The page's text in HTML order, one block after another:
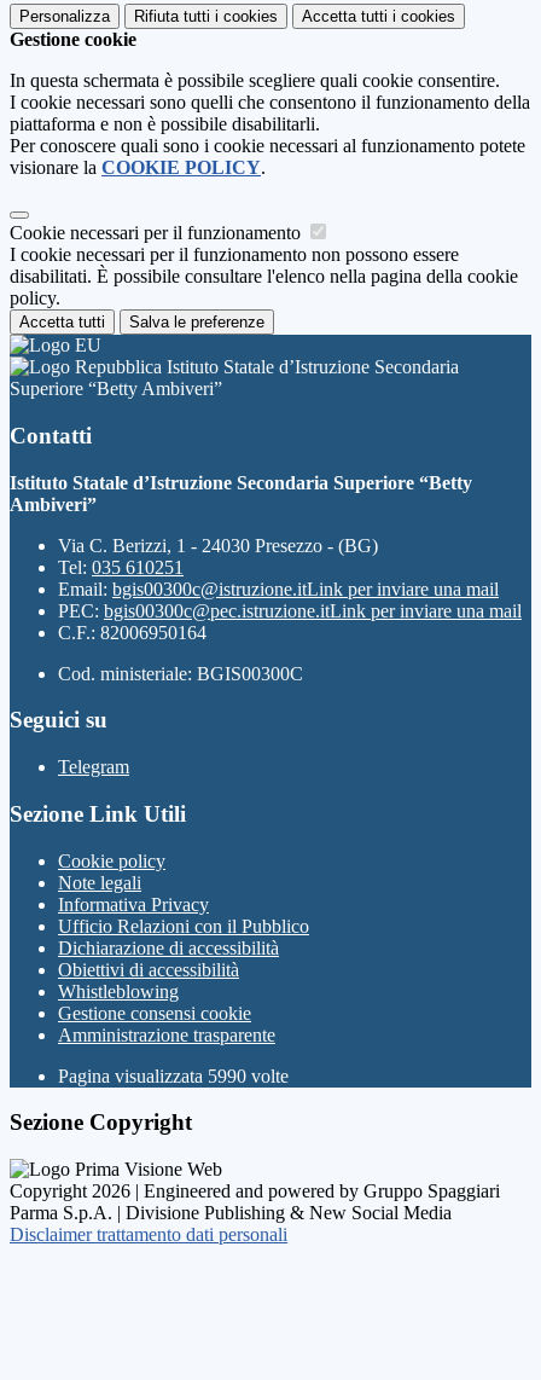
Personalizza Rifiuta tutti i cookies Accetta tutti i cookies
Gestione cookie
In questa schermata è possibile scegliere quali cookie consentire.
I cookie necessari sono quelli che consentono il funzionamento della
piattaforma e non è possibile disabilitarli.
Per conoscere quali sono i cookie necessari al funzionamento potete
visionare la COOKIE POLICY.
Cookie necessari per il funzionamento
I cookie necessari per il funzionamento non possono essere
disabilitati. È possibile consultare l'elenco nella pagina della cookie
policy.
Accetta tutti Salva le preferenze
Istituto Statale d’Istruzione Secondaria
Superiore “Betty Ambiveri”
Contatti
Istituto Statale d’Istruzione Secondaria Superiore “Betty
Ambiveri”
Via C. Berizzi, 1 - 24030 Presezzo - (BG)
Tel: 035 610251
Email: bgis00300c@istruzione.itLink per inviare una mail
PEC: bgis00300c@pec.istruzione.itLink per inviare una mail
C.F.: 82006950164
Cod. ministeriale: BGIS00300C
Seguici su
Telegram
Sezione Link Utili
Cookie policy
Note legali
Informativa Privacy
Ufficio Relazioni con il Pubblico
Dichiarazione di accessibilità
Obiettivi di accessibilità
Whistleblowing
Gestione consensi cookie
Amministrazione trasparente
Pagina visualizzata 5990 volte
Sezione Copyright
Copyright 2026 | Engineered and powered by Gruppo Spaggiari
Parma S.p.A. | Divisione Publishing & New Social Media
Disclaimer trattamento dati personali